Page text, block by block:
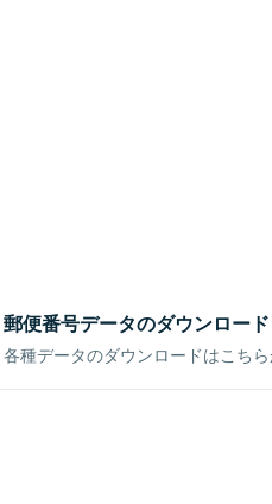
郵便番号データのダウンロード
各種データのダウンロードはこち